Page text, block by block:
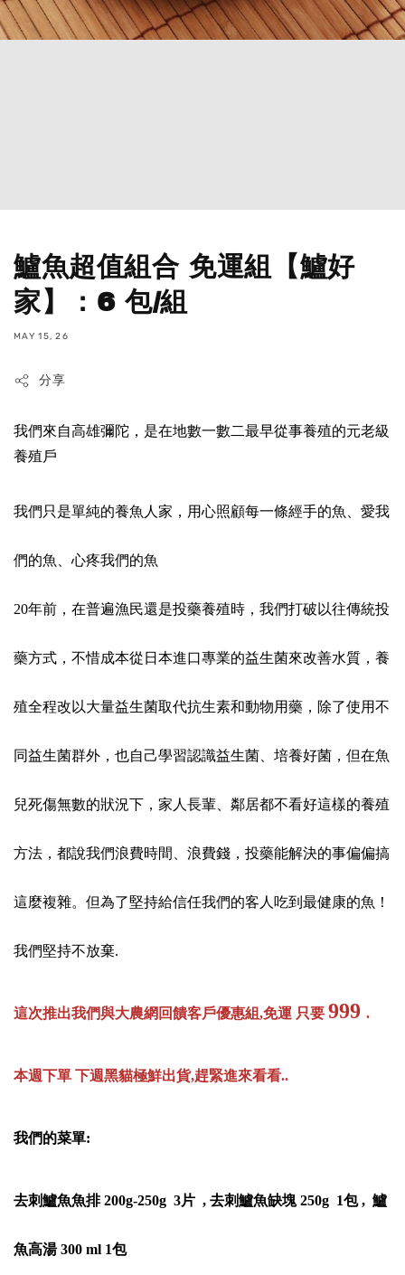
鱸魚超值組合 免運組【鱸好
家】：6 包/組
MAY 15, 26
分享
我們來自高雄彌陀，是在地數一數二最早從事養殖的元老級
養殖戶
我們只是單純的養魚人家，用心照顧每一條經手的魚、愛我
們的魚、心疼我們的魚
20年前，在普遍漁民還是投藥養殖時，我們打破以往傳統投
藥方式，不惜成本從日本進口專業的益生菌來改善水質，養
殖全程改以大量益生菌取代抗生素和動物用藥，除了使用不
同益生菌群外，也自己學習認識益生菌、培養好菌，但在魚
兒死傷無數的狀況下，家人長輩、鄰居都不看好這樣的養殖
方法，都說我們浪費時間、浪費錢，投藥能解決的事偏偏搞
這麼複雜。但為了堅持給信任我們的客人吃到最健康的魚！
我們堅持不放棄.
這次推出我們與大農網回饋客戶優惠組,免運 只要 999 .
本週下單 下週黑貓極鮮出貨,趕緊進來看看..
我們的菜單:
去刺鱸魚魚排 200g-250g 3片 , 去刺鱸魚缺塊 250g 1包 , 鱸
魚高湯 300 ml 1包